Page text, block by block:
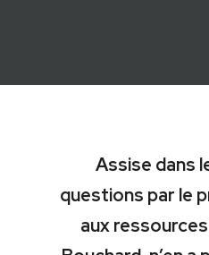
Assise dans
questions par le
aux